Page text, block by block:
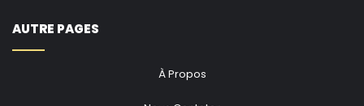
AUTRE PAGES
À Propos